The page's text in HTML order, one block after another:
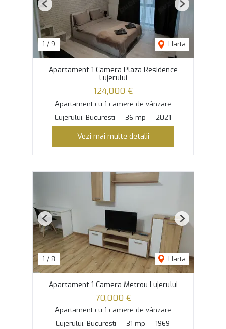
1 / 9 Harta
Previous Next
Apartament 1 Camera Plaza Residence
Lujerului
124,000 €
Apartament cu 1 camere de vânzare
Lujerului, Bucuresti
36 mp 2021
Vezi mai multe detalii
1 / 8 Harta
Previous Next
Apartament 1 Camera Metrou Lujerului
70,000 €
Apartament cu 1 camere de vânzare
Lujerului, Bucuresti
31 mp 1969